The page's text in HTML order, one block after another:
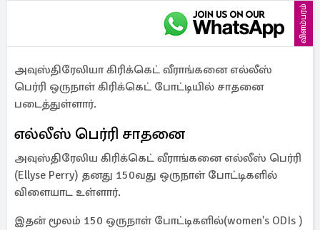
விளம்பரம்
அவுஸ்திரேலியா கிரிக்கெட் வீராங்கனை எல்லீஸ்
பெர்ரி ஒருநாள் கிரிக்கெட் போட்டியில் சாதனை
படைத்துள்ளார்.
எல்லீஸ் பெர்ரி சாதனை
அவுஸ்திரேலிய கிரிக்கெட் வீராங்கனை எல்லீஸ் பெர்ரி
(Ellyse Perry) தனது 150வது ஒருநாள் போட்டிகளில்
விளையாட உள்ளார்.
இதன் மூலம் 150 ஒருநாள் போட்டிகளில்(women's ODIs )